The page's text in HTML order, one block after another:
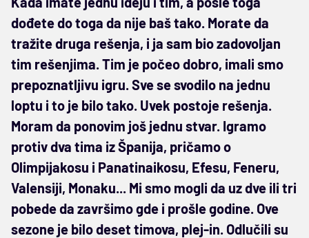
dođete do toga da nije baš tako. Morate da
tražite druga rešenja, i ja sam bio zadovoljan
tim rešenjima. Tim je počeo dobro, imali smo
prepoznatljivu igru. Sve se svodilo na jednu
loptu i to je bilo tako. Uvek postoje rešenja.
Moram da ponovim još jednu stvar. Igramo
protiv dva tima iz Španija, pričamo o
Olimpijakosu i Panatinaikosu, Efesu, Feneru,
Valensiji, Monaku... Mi smo mogli da uz dve ili tri
pobede da završimo gde i prošle godine. Ove
sezone je bilo deset timova, plej-in. Odlučili su